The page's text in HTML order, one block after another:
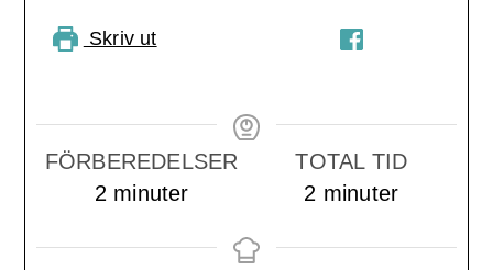
Skriv ut
FÖRBEREDELSER
2minuter
minuter
TOTAL TID
2 minuter
minuter